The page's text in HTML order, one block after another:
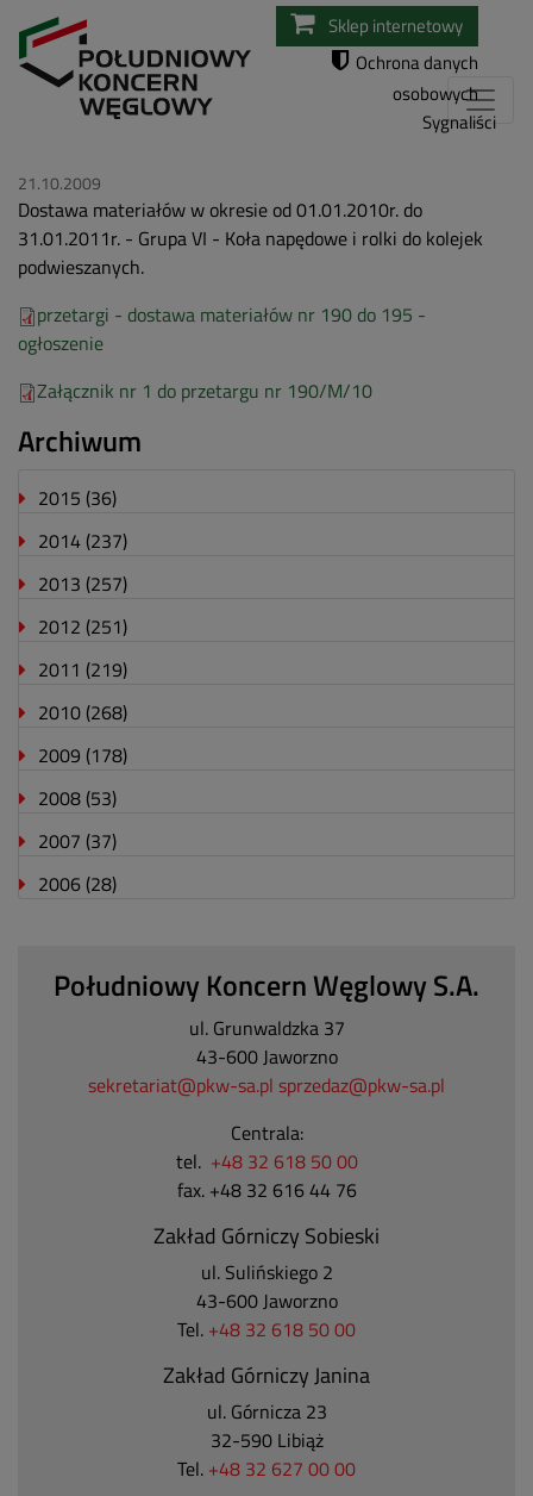
Przejdź
do
Sklep internetowy
Ochrona danych
osobowych
Sygnaliści
21.10.2009
Dostawa materiałów w okresie od 01.01.2010r. do
31.01.2011r. - Grupa VI - Koła napędowe i rolki do kolejek
podwieszanych.
przetargi - dostawa materiałów nr 190 do 195 -
ogłoszenie
Załącznik nr 1 do przetargu nr 190/M/10
Archiwum
2015 (36)
2014 (237)
2013 (257)
2012 (251)
2011 (219)
2010 (268)
2009 (178)
2008 (53)
2007 (37)
2006 (28)
Południowy Koncern Węglowy S.A.
ul. Grunwaldzka 37
43-600 Jaworzno
sekretariat@pkw-sa.pl sprzedaz@pkw-sa.pl
Centrala:
tel. +48 32 618 50 00
fax. +48 32 616 44 76
Zakład Górniczy Sobieski
ul. Sulińskiego 2
43-600 Jaworzno
Tel. +48 32 618 50 00
Zakład Górniczy Janina
ul. Górnicza 23
32-590 Libiąż
Tel. +48 32 627 00 00